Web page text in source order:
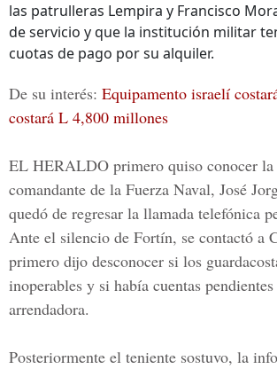
las patrulleras Lempira y Francisco
de servicio y que la institución militar
cuotas de pago por su alquiler.
De su interés: Equipamento israelí
costará L 4,800 millones
EL HERALDO primero quiso conocer
comandante de la Fuerza Naval, José
quedó de regresar la llamada telefónica
Ante el silencio de Fortín, se contactó a
primero dijo desconocer si los
inoperables y si había cuentas
arrendadora.
Posteriormente el teniente sostuvo, la